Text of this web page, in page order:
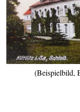
(Beispielbild,